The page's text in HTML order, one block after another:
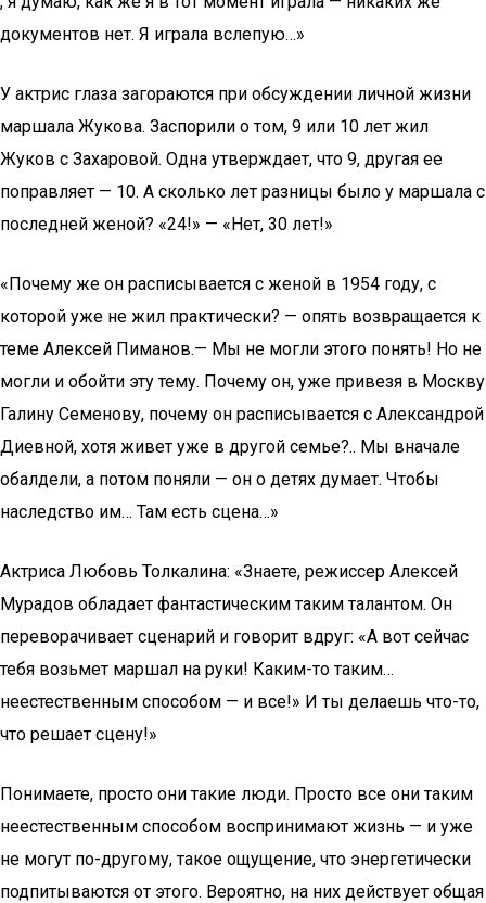
документов нет. Я играла вслепую…»
У актрис глаза загораются при обсуждении личной жизни
маршала Жукова. Заспорили о том, 9 или 10 лет жил
Жуков с Захаровой. Одна утверждает, что 9, другая ее
поправляет — 10. А сколько лет разницы было у маршала с
последней женой? «24!» — «Нет, 30 лет!»
«Почему же он расписывается с женой в 1954 году, с
которой уже не жил практически? — опять возвращается к
теме Алексей Пиманов.— Мы не могли этого понять! Но не
могли и обойти эту тему. Почему он, уже привезя в Москву
Галину Семенову, почему он расписывается с Александрой
Диевной, хотя живет уже в другой семье?.. Мы вначале
обалдели, а потом поняли — он о детях думает. Чтобы
наследство им… Там есть сцена…»
Актриса Любовь Толкалина: «Знаете, режиссер Алексей
Мурадов обладает фантастическим таким талантом. Он
переворачивает сценарий и говорит вдруг: «А вот сейчас
тебя возьмет маршал на руки! Каким-то таким…
неестественным способом — и все!» И ты делаешь что-то,
что решает сцену!»
Понимаете, просто они такие люди. Просто все они таким
неестественным способом воспринимают жизнь — и уже
не могут по-другому, такое ощущение, что энергетически
подпитываются от этого. Вероятно, на них действует общая